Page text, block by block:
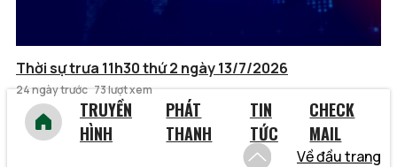
Thời sự trưa 11h30 thứ 2 ngày 13/7/2026
24 ngày trước 73 lượt xem
TRUYỀN
HÌNH
PHÁT
THANH
TIN
TỨC
CHECK
MAIL
Về đầu trang